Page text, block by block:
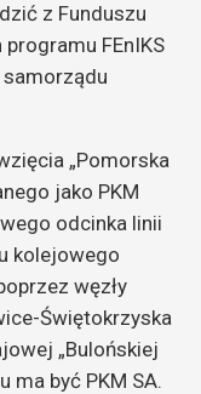
z Funduszu
FEnIKS
„Pomorska
jako PKM
odcinka linii
kolejowego
węzły
Świętokrzyska
„Bulońskiej
ma być PKM SA.